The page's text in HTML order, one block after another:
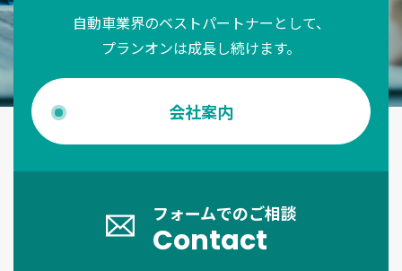
自動車業界のベストパートナーとして、
プランオンは成長し続けます。
会社案内
フォームでのご相談
Contact